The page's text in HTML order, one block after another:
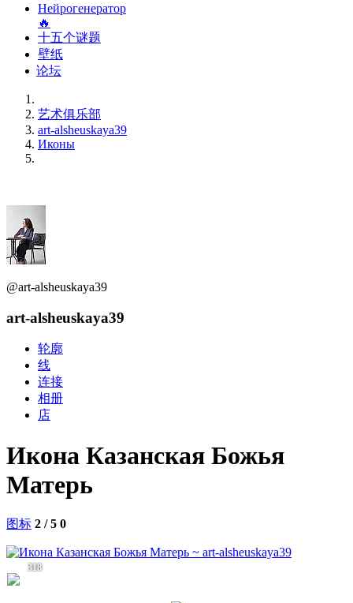
Нейрогенератор
🔥
十五个谜题
壁纸
论坛
艺术俱乐部
art-alsheuskaya39
Иконы
@art-alsheuskaya39
art-alsheuskaya39
轮廓
线
连接
相册
店
Икона Казанская Божья
Матерь
图标 2 / 5 0
318